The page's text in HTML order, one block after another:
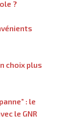
?
choix plus
: le
le GNR